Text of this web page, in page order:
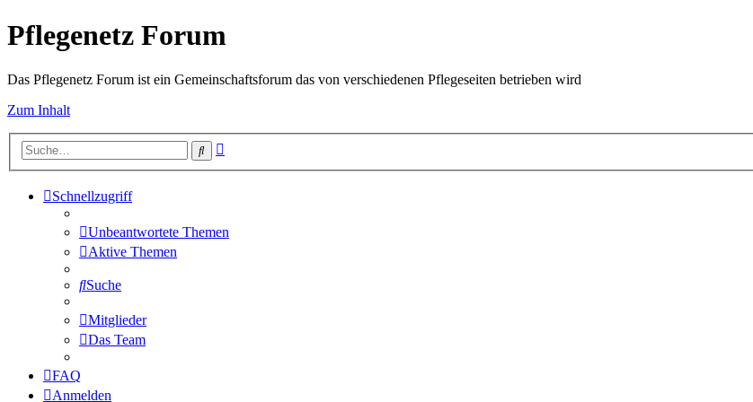
Pflegenetz Forum
Das Pflegenetz Forum ist ein Gemeinschaftsforum das von verschiedenen Pflegeseiten betrieben wird
Zum Inhalt
Suche
Schnellzugriff
Unbeantwortete Themen
Aktive Themen
Suche
Mitglieder
Das Team
FAQ
Anmelden